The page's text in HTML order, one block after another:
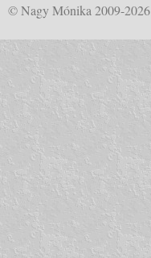
© Nagy Mónika 2009-2026